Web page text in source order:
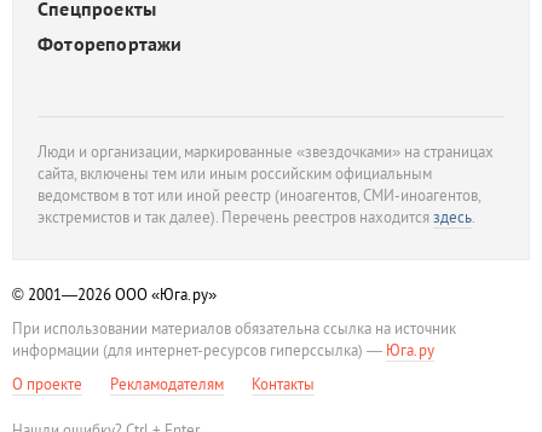
Спецпроекты
Фоторепортажи
Люди и организации, маркированные «звездочками» на страницах
сайта, включены тем или иным российским официальным
ведомством в тот или иной реестр (иноагентов, СМИ-иноагентов,
экстремистов и так далее). Перечень реестров находитсяздесь.
© 2001—2026ООО «Юга.ру»
При использовании материалов обязательна ссылка на источник
информации (для интернет-ресурсов гиперссылка) — Юга.ру
О проекте
Рекламодателям Контакты